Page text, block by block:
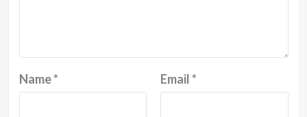
Name* Email*